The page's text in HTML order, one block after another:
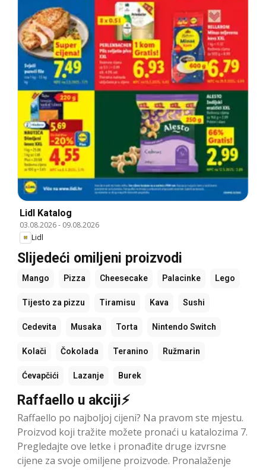
Lidl Katalog
03.08.2026- 09.08.2026
Lidl
Slijedeći omiljeni proizvodi
Mango Pizza Cheesecake Palacinke Lego
Tijesto za pizzu Tiramisu Kava Sushi
Cedevita Musaka Torta Nintendo Switch
Kolači Čokolada Teranino Ružmarin
Ćevapčići Lazanje Burek
Raffaello u akciji⚡
Raffaello po najboljoj cijeni? Na pravom ste mjestu.
Proizvod koji tražite možete pronaći u katalozima 7.
Pregledajte ove letke i pronađite druge izvrsne
cijene za svoje omiljene proizvode. Pronalaženje